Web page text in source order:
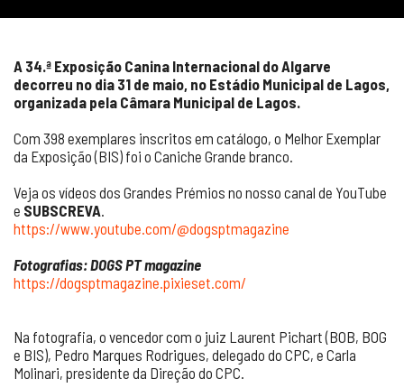
A 34.ª Exposição Canina Internacional do Algarve
decorreu no dia 31 de maio, no Estádio Municipal de Lagos,
organizada pela Câmara Municipal de Lagos.
Com 398 exemplares inscritos em catálogo, o Melhor Exemplar
da Exposição (BIS) foi o Caniche Grande branco.
Veja os vídeos dos Grandes Prémios no nosso canal de YouTube
e SUBSCREVA.
https://www.youtube.com/@dogsptmagazine
Fotografias: DOGS PT magazine
https://dogsptmagazine.pixieset.com/
Na fotografia, o vencedor com o juiz Laurent Pichart (BOB, BOG
e BIS), Pedro Marques Rodrigues, delegado do CPC, e Carla
Molinari, presidente da Direção do CPC.